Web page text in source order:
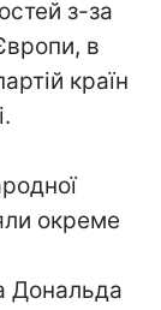
з-за
в
країн
окреме
Дональда